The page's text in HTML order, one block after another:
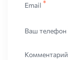
Email
Ваш телефон
Комментарий